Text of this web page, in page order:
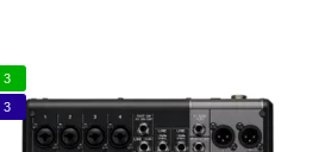
3
3